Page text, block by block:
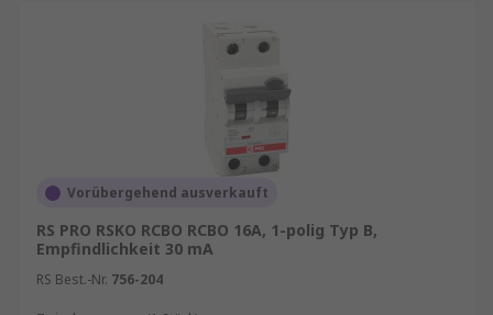
Vorübergehend ausverkauft
RS PRO RSKO RCBO RCBO 16A, 1-polig Typ B,
Empfindlichkeit 30 mA
RS Best.-Nr. 756-204